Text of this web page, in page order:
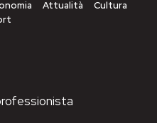
Attualità
Cultura